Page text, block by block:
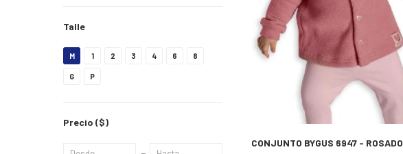
CONJUNTO BYGUS 6947 - ROSADO
Talle
M 1 2 3 4 6 8
G P
Precio ($)